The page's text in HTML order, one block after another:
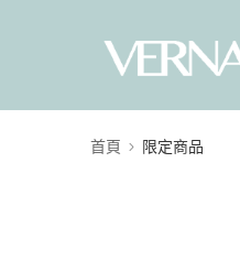
首頁 限定商品